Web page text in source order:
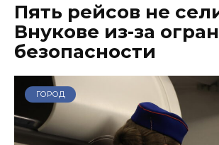
Пять рейсов не
Внукове из-за
безопасности
ГОРОД